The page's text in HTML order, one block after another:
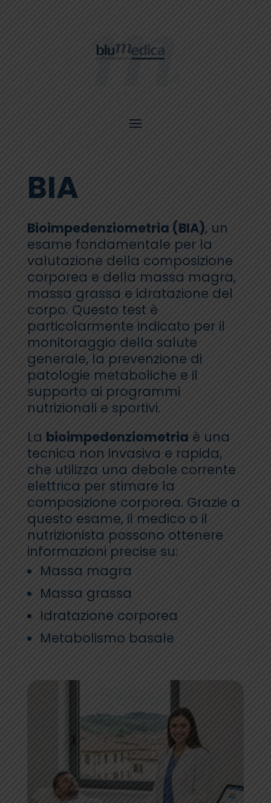
BIA
Bioimpedenziometria (BIA), un
esame fondamentale per la
valutazione della composizione
corporea e della massa magra,
massa grassa e idratazione del
corpo. Questo test è
particolarmente indicato per il
monitoraggio della salute
generale, la prevenzione di
patologie metaboliche e il
supporto ai programmi
nutrizionali e sportivi.
La bioimpedenziometria è una
tecnica non invasiva e rapida,
che utilizza una debole corrente
elettrica per stimare la
composizione corporea. Grazie a
questo esame, il medico o il
nutrizionista possono ottenere
informazioni precise su:
Massa magra
Massa grassa
Idratazione corporea
Metabolismo basale